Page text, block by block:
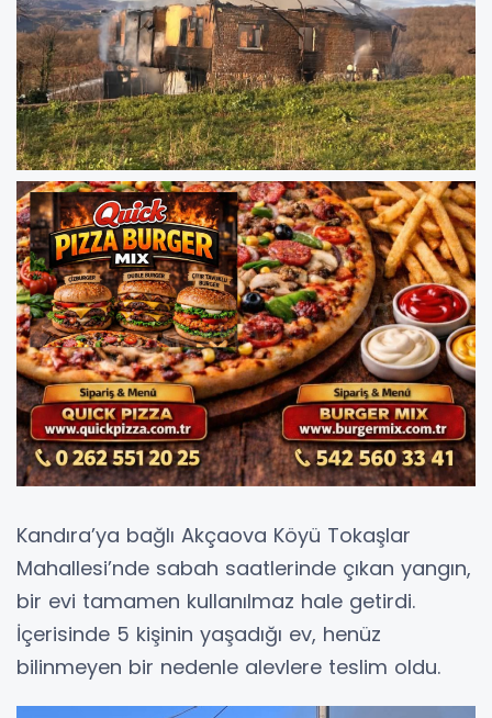
Kandıra’ya bağlı Akçaova Köyü Tokaşlar
Mahallesi’nde sabah saatlerinde çıkan yangın,
bir evi tamamen kullanılmaz hale getirdi.
İçerisinde 5 kişinin yaşadığı ev, henüz
bilinmeyen bir nedenle alevlere teslim oldu.